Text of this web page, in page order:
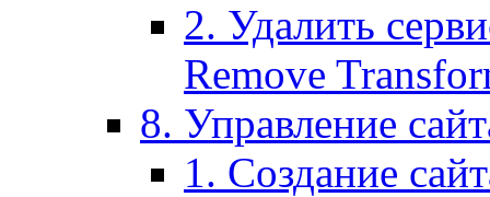
2. Удалить
Remove
8. Управление
1. Создание